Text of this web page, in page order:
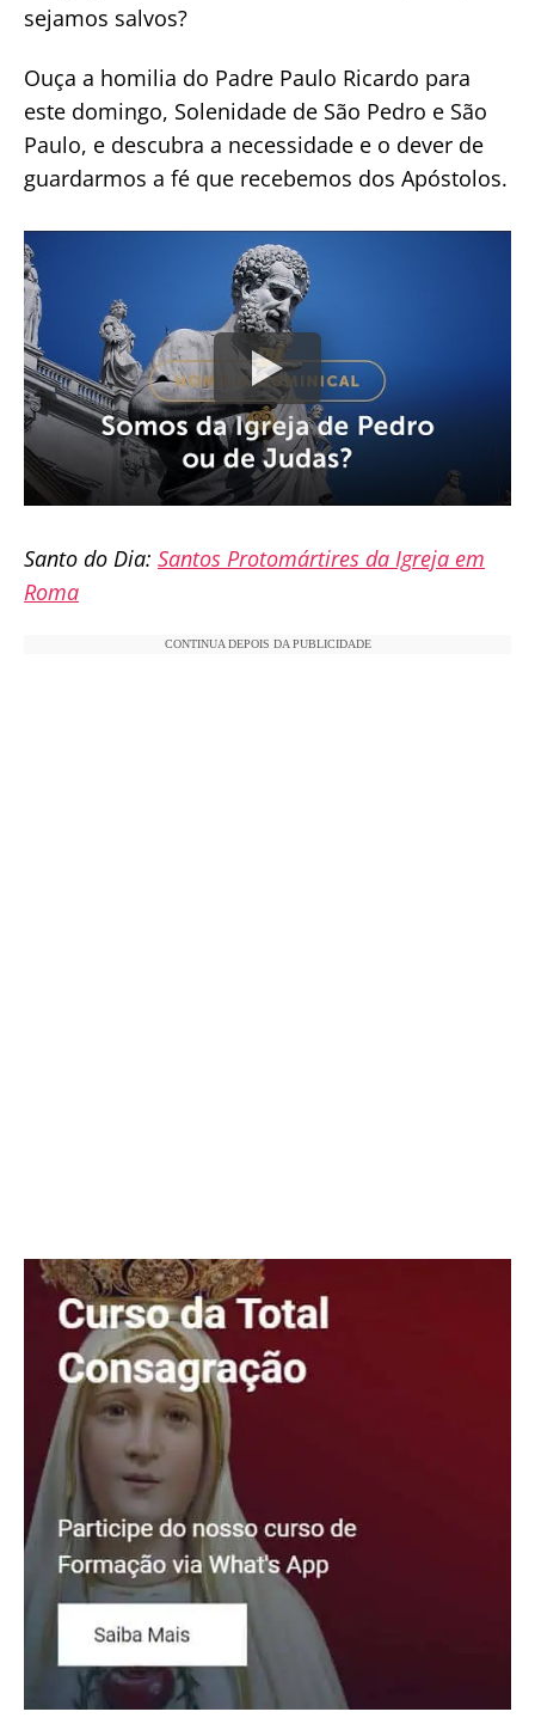
sejamos salvos?
Ouça a homilia do Padre Paulo Ricardo para
este domingo, Solenidade de São Pedro e São
Paulo, e descubra a necessidade e o dever de
guardarmos a fé que recebemos dos Apóstolos.
Santo do Dia: Santos Protomártires da Igreja em
Roma
CONTINUA DEPOIS DA PUBLICIDADE